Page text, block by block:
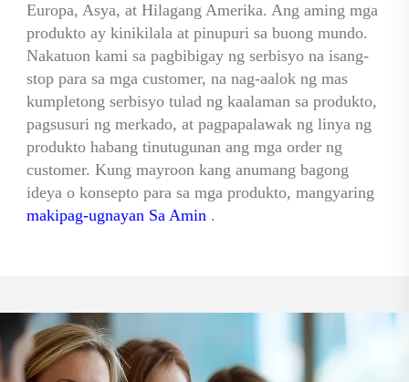
Europa, Asya, at Hilagang Amerika. Ang aming mga
produkto ay kinikilala at pinupuri sa buong mundo.
Nakatuon kami sa pagbibigay ng serbisyo na isang-
stop para sa mga customer, na nag-aalok ng mas
kumpletong serbisyo tulad ng kaalaman sa produkto,
pagsusuri ng merkado, at pagpapalawak ng linya ng
produkto habang tinutugunan ang mga order ng
customer. Kung mayroon kang anumang bagong
makipag-ugnayan Sa Amin .